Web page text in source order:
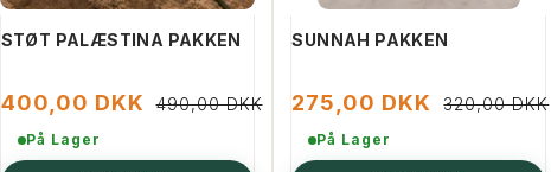
STØT PALÆSTINA PAKKEN
400,00 DKK 490,00 DKK
På Lager
SUNNAH PAKKEN
275,00 DKK 320,00 DKK
På Lager